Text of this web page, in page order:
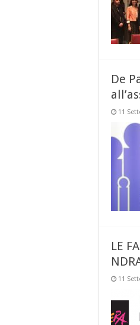
De
11
LE
11